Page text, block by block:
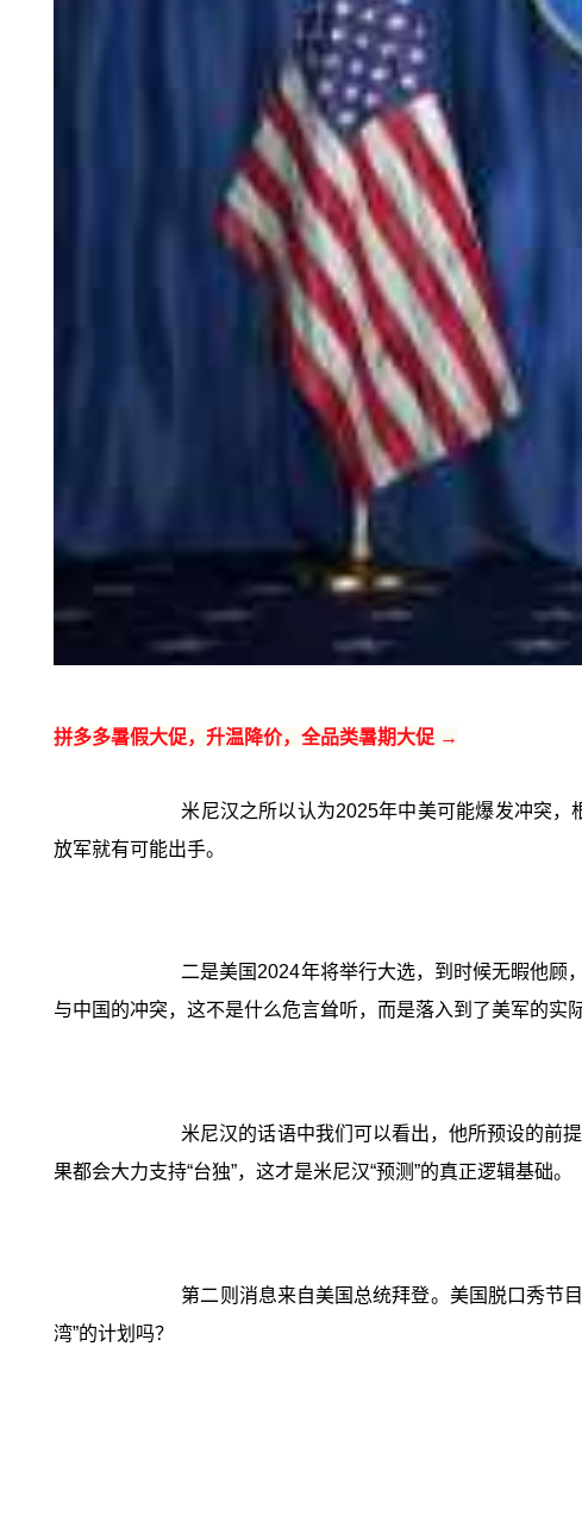
拼多多暑假大促，升温降价，全品类暑期大促 →
米尼汉之所以认为2025年中美可能爆发冲突，
放军就有可能出手。
二是美国2024年将举行大选，到时候无暇他顾
与中国的冲突，这不是什么危言耸听，而是落入到了美军的实
米尼汉的话语中我们可以看出，他所预设的前
果都会大力支持“台独”，这才是米尼汉“预测”的真正逻辑基础。
第二则消息来自美国总统拜登。美国脱口秀节
湾”的计划吗？